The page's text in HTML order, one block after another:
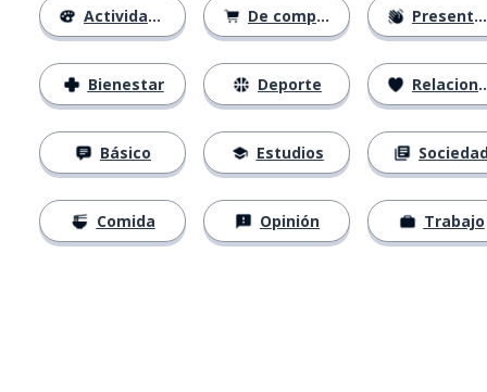
Actividades
Bienestar
Básico
Comida
De compras
Deporte
Estudios
Opinión
Presentación
Relaciones
Trabajo